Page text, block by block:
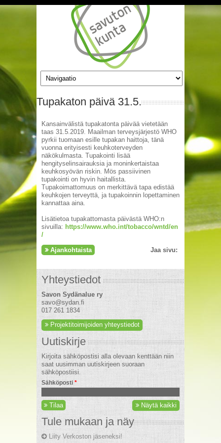
Hyppää pääsisältöön
Tupakaton päivä 31.5.
Kansainvälistä tupakatonta päivää vietetään
taas 31.5.2019. Maailman terveysjärjestö WHO
pyrkii tuomaan esille tupakan haittoja, tänä
vuonna erityisesti keuhkoterveyden
näkökulmasta. Tupakointi lisää
hengityselinsairauksia ja moninkertaistaa
keuhkosyövän riskin. Mös passiivinen
tupakointi on hyvin haitallista.
Tupakoimattomuus on merkittävä tapa edistää
keuhkojen terveyttä, ja tupakoinnin lopettaminen
kannattaa aina.
Lisätietoa tupakattomasta päivästä WHO:n
sivuilla: https://www.who.int/tobacco/wntd/en
/
Jaa sivu:
Ajankohtaista
Yhteystiedot
Savon Sydänalue ry
savo@sydan.fi
017 261 1834
Projektitoimijoiden yhteystiedot
Uutiskirje
Kirjoita sähköpostisi alla olevaan kenttään niin
saat uusimman uutiskirjeen suoraan
sähköpostiisi.
Sähköposti *
Tilaa Näytä kaikki
Tule mukaan ja näy
Liity Verkoston jäseneksi!